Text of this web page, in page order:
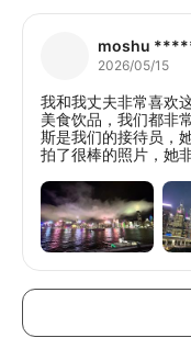
moshu
2026/05/15
我和我丈夫非常喜欢
美食饮品，我们都非
斯是我们的接待员，
拍了很棒的照片，她